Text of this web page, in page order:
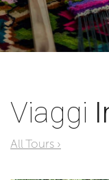
Il
Viaggi
All Tours ›